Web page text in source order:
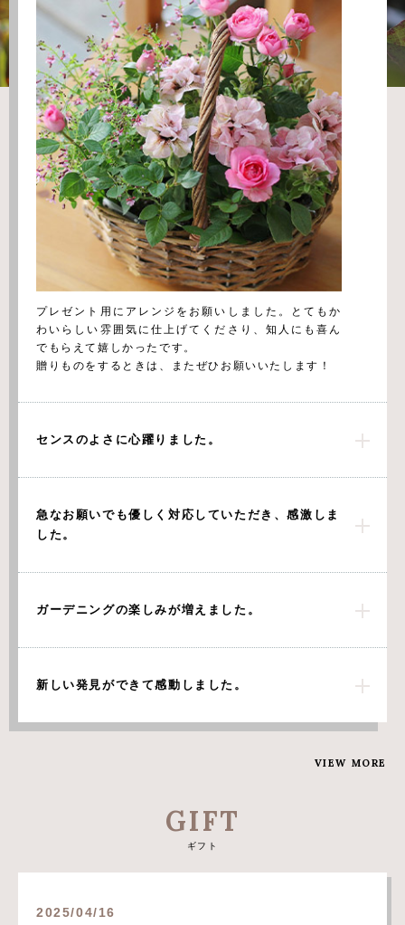
プレゼント用にアレンジをお願いしました。とてもか
わいらしい雰囲気に仕上げてくださり、知人にも喜ん
でもらえて嬉しかったです。
贈りものをするときは、またぜひお願いいたします！
センスのよさに心躍りました。
急なお願いでも優しく対応していただき、感激しま
した。
ガーデニングの楽しみが増えました。
新しい発見ができて感動しました。
VIEW MORE
GIFT
ギフト
2025/04/16